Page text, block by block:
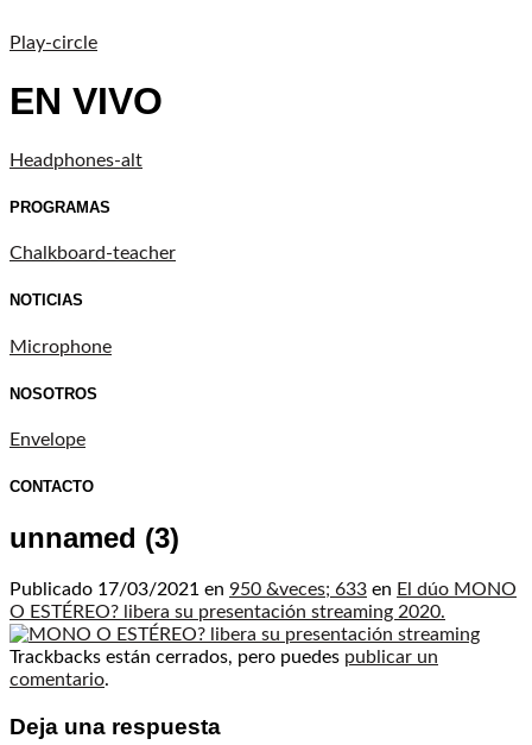
Play-circle
EN VIVO
Headphones-alt
PROGRAMAS
Chalkboard-teacher
NOTICIAS
Microphone
NOSOTROS
Envelope
CONTACTO
unnamed (3)
Publicado 17/03/2021 en 950 &veces; 633 en El dúo MONO
O ESTÉREO? libera su presentación streaming 2020.
Trackbacks están cerrados, pero puedes publicar un
comentario.
Deja una respuesta